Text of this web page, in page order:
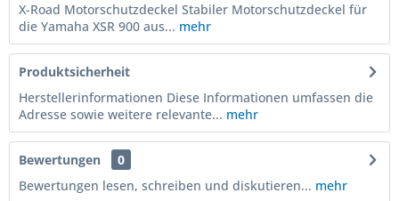
X-Road Motorschutzdeckel Stabiler Motorschutzdeckel für
die Yamaha XSR 900 aus... mehr
Produktsicherheit
Herstellerinformationen Diese Informationen umfassen die
Adresse sowie weitere relevante... mehr
Bewertungen
0
Bewertungen lesen, schreiben und diskutieren... mehr